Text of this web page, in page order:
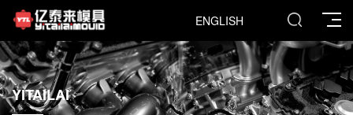
ENGLISH
YITAILAI